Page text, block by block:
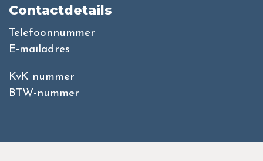
Contactdetails
Telefoonnummer
E-mailadres
KvK nummer
BTW-nummer